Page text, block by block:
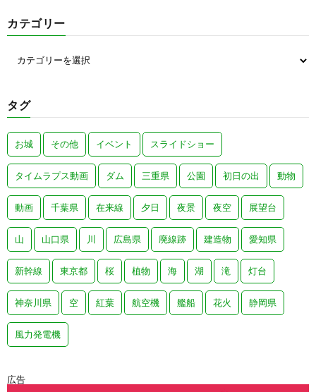
カテゴリー
タグ
お城 その他 イベント スライドショー
タイムラプス動画 ダム 三重県 公園 初日の出 動物
動画 千葉県 在来線 夕日 夜景 夜空 展望台
山 山口県 川 広島県 廃線跡 建造物 愛知県
新幹線 東京都 桜 植物 海 湖 滝 灯台
神奈川県 空 紅葉 航空機 艦船 花火 静岡県
風力発電機
広告